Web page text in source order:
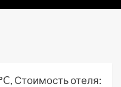
Стоимость отеля: